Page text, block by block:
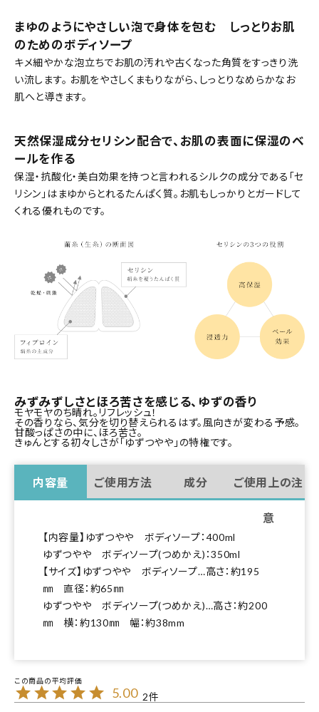
まゆのようにやさしい泡で身体を包む しっとりお肌
のためのボディソープ
キメ細やかな泡立ちでお肌の汚れや古くなった角質をすっきり洗
い流します。 お肌をやさしくまもりながら、しっとりなめらかなお
肌へと導きます。
天然保湿成分セリシン配合で、お肌の表面に保湿のベ
ールを作る
保湿・抗酸化・美白効果を持つと言われるシルクの成分である「セ
リシン」はまゆからとれるたんぱく質。お肌もしっかりとガードして
くれる優れものです。
みずみずしさとほろ苦さを感じる、ゆずの香り
モヤモヤのち晴れ。リフレッシュ！
その香りなら、気分を切り替えられるはず。風向きが変わる予感。
甘酸っぱさの中に、ほろ苦さ。
きゅんとする初々しさが「ゆずつやや」の特権です。
内容量 ご使用方法 成分 ご使用上の注
意
【内容量】ゆずつやや ボディソープ：400ml
ゆずつやや ボディソープ(つめかえ)：350ml
【サイズ】ゆずつやや ボディソープ…高さ：約195
㎜ 直径：約65㎜
ゆずつやや ボディソープ(つめかえ)…高さ：約200
㎜ 横：約130㎜ 幅：約38mm
5.00 2